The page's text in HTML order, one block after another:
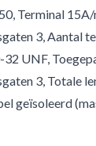
Terminal
3, Aantal
UNF,
3, Totale
geïsoleerd